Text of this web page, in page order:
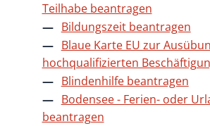
Teilhabe beantragen
Bildungszeit beantragen
Blaue Karte EU zur
hochqualifizierten
Blindenhilfe beantragen
Bodensee - Ferien- oder
beantragen